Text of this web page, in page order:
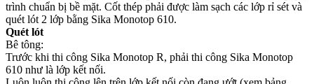
trình chuẩn bị bề mặt. Cốt thép phải được làm sạch các lớp rỉ sét và
quét lót 2 lớp bằng Sika Monotop 610.
Quét lót
Bê tông:
Trước khi thi công Sika Monotop R, phải thi công Sika Monotop
610 như là lớp kết nối.